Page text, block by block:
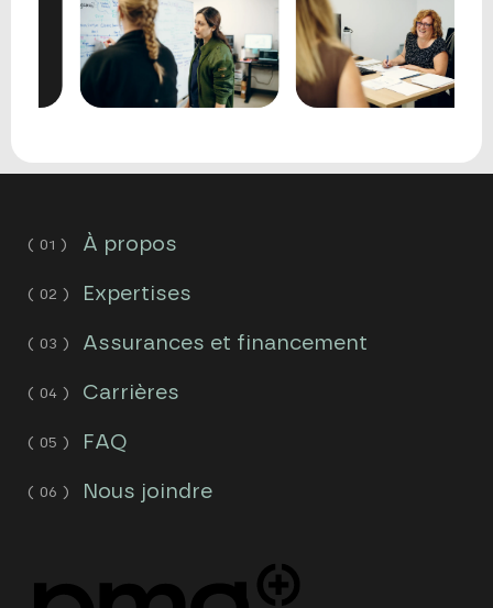
À propos
Expertises
Assurances et financement
Carrières
FAQ
Nous joindre